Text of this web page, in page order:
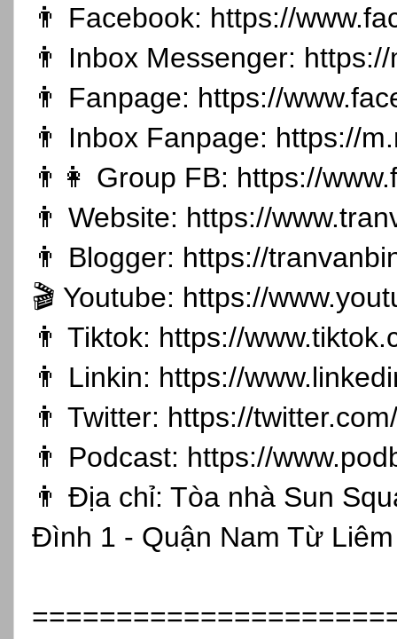
👨 Facebook: https://
👨 Inbox Messenger:
👨 Fanpage: https://
👨 Inbox Fanpage: https://
👨👩 Group FB: https://
👨 Website: https://
👨 Blogger: https://
🎬 Youtube: https://
👨 Tiktok: https://
👨 Linkin: https://
👨 Twitter: https://
👨 Podcast: https://
👨 Địa chỉ: Tòa nhà Sun
Đình 1 - Quận Nam Từ Liêm